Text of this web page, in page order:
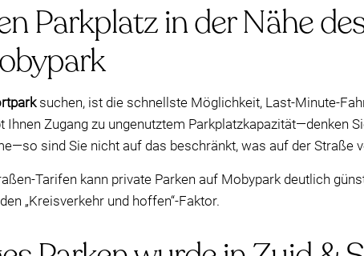
Parkplatz in der Nähe
suchen, ist die schnellste Möglichkeit, Last-Minute-
Zugang zu ungenutztem Parkplatzkapazität—denken
sind Sie nicht auf das beschränkt, was auf der Straße
Tarifen kann private Parken auf Mobypark deutlich
„Kreisverkehr und hoffen“-Faktor.